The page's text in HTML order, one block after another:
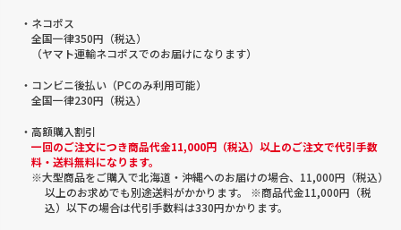
・ネコポス
全国一律350円（税込）
（ヤマト運輸ネコポスでのお届けになります）
・コンビニ後払い（PCのみ利用可能）
全国一律230円（税込）
・高額購入割引
一回のご注文につき商品代金11,000円（税込）以上のご注文で代引手数
料・送料無料になります。
※大型商品をご購入で北海道・沖縄へのお届けの場合、11,000円（税込）
以上のお求めでも別途送料がかかります。 ※商品代金11,000円（税
込）以下の場合は代引手数料は330円かかります。